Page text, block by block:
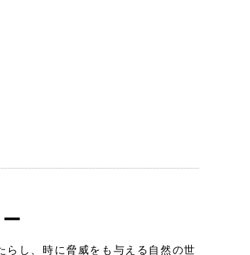
らし、時に脅威をも与える自然の世